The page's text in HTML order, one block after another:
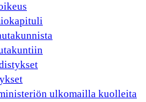
ulkomailla kuolleita